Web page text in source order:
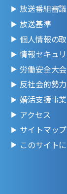
放送番組審
放送基準
個人情報の
情報セキュ
労働安全大会
反社会的勢
婚活支援事業
アクセス
サイトマップ
このサイト